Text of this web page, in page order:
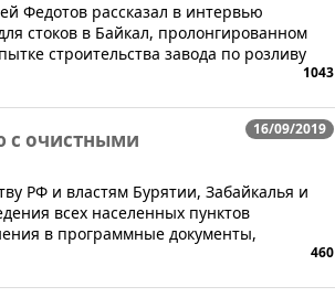
Федотов рассказал в интервью
стоков в Байкал, пролонгированном
строительства завода по розливу
1043
16/09/2019
с очистными
РФ и властям Бурятии, Забайкалья и
всех населенных пунктов
в программные документы,
460